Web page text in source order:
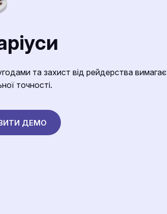
та захист від рейдерства вимагає
точності.
ДЕМО